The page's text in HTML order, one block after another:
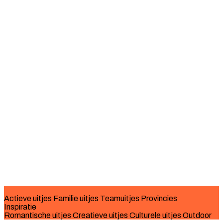
Actieve uitjes Familie uitjes Teamuitjes Provincies
Inspiratie
Romantische uitjes Creatieve uitjes Culturele uitjes Outdoor